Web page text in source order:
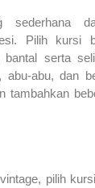
sederhana
Pilih kursi
bantal serta
abu-abu, dan
tambahkan
pilih